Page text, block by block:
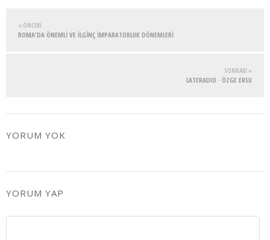
« ÖNCEKI
ROMA'DA ÖNEMLİ VE İLGİNÇ İMPARATORLUK DÖNEMLERİ
SONRAKI »
LATERADIO · ÖZGE ERSU
YORUM YOK
YORUM YAP